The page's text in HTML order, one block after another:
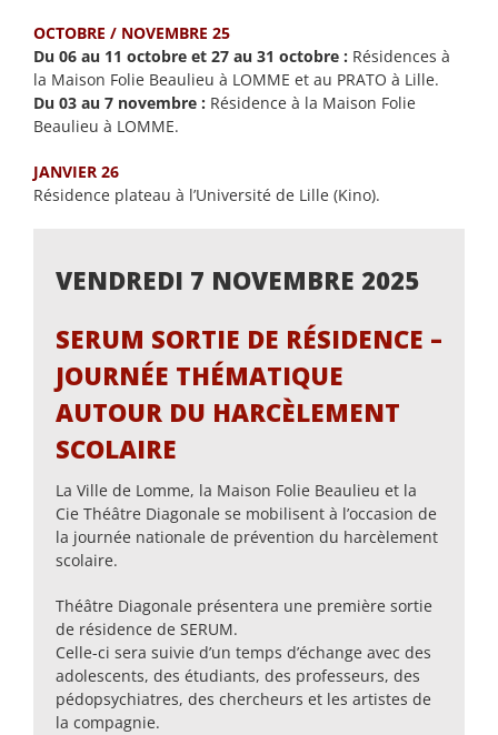
OCTOBRE / NOVEMBRE 25
Du 06 au 11 octobre et 27 au 31 octobre : Résidences à
la Maison Folie Beaulieu à LOMME et au PRATO à Lille.
Du 03 au 7 novembre : Résidence à la Maison Folie
Beaulieu à LOMME.
JANVIER 26
Résidence plateau à l’Université de Lille (Kino).
VENDREDI 7 NOVEMBRE 2025
SERUM SORTIE DE RÉSIDENCE –
JOURNÉE THÉMATIQUE
AUTOUR DU HARCÈLEMENT
SCOLAIRE
La Ville de Lomme, la Maison Folie Beaulieu et la
Cie Théâtre Diagonale se mobilisent à l’occasion de
la journée nationale de prévention du harcèlement
scolaire.
Théâtre Diagonale présentera une première sortie
de résidence de SERUM.
Celle-ci sera suivie d’un temps d’échange avec des
adolescents, des étudiants, des professeurs, des
pédopsychiatres, des chercheurs et les artistes de
la compagnie.